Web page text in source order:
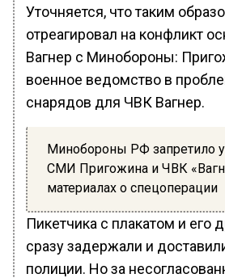
Уточняется, что таким
отреагировал на конфликт
Вагнер с Минобороны:
военное ведомство в
снарядов для ЧВК Вагнер.
Минобороны РФ запретило
СМИ Пригожина и ЧВК
материалах о спецоперации
Пикетчика с плакатом и его
сразу задержали и
полиции. Но за